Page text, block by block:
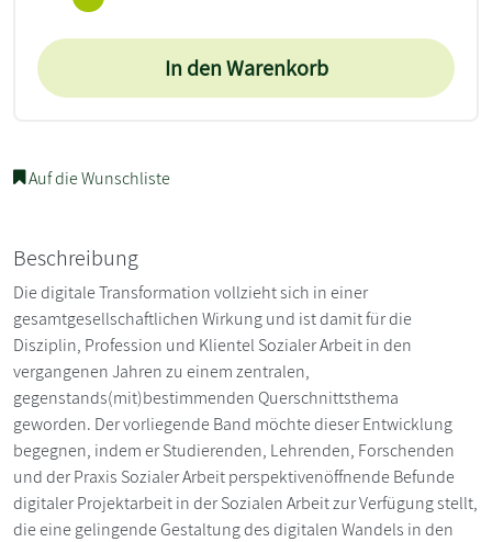
In den Warenkorb
Auf die Wunschliste
Beschreibung
Die digitale Transformation vollzieht sich in einer
gesamtgesellschaftlichen Wirkung und ist damit für die
Disziplin, Profession und Klientel Sozialer Arbeit in den
vergangenen Jahren zu einem zentralen,
gegenstands(mit)bestimmenden Querschnittsthema
geworden. Der vorliegende Band möchte dieser Entwicklung
begegnen, indem er Studierenden, Lehrenden, Forschenden
und der Praxis Sozialer Arbeit perspektivenöffnende Befunde
digitaler Projektarbeit in der Sozialen Arbeit zur Verfügung stellt,
die eine gelingende Gestaltung des digitalen Wandels in den